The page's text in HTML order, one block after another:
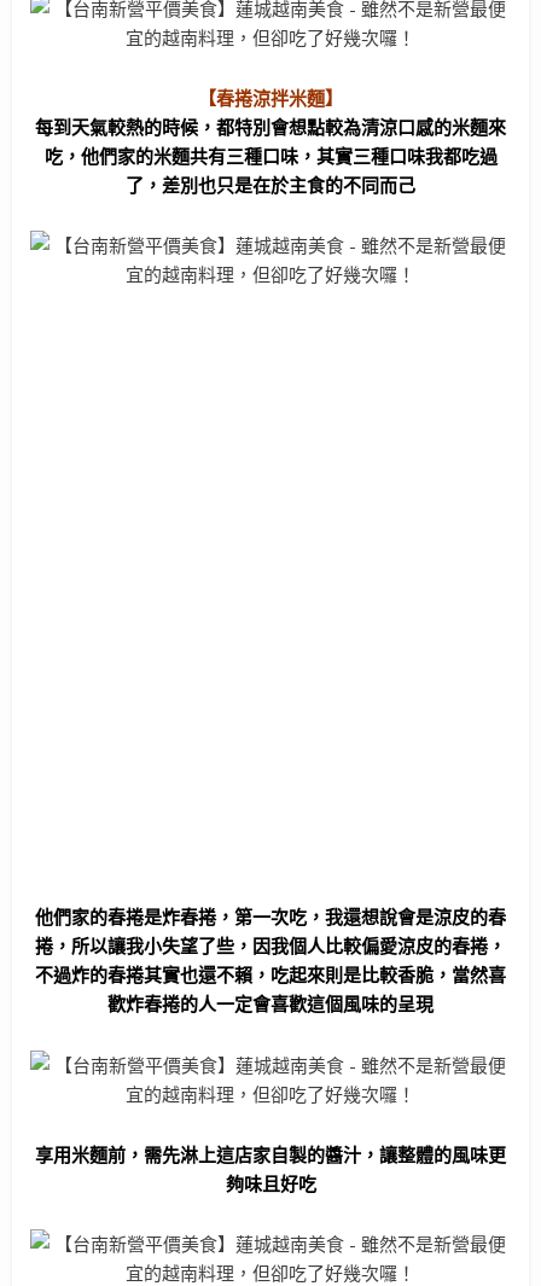
【春捲涼拌米麵】
每到天氣較熱的時候，都特別會想點較為清涼口感的米麵來
吃，他們家的米麵共有三種口味，其實三種口味我都吃過
了，差別也只是在於主食的不同而己
他們家的春捲是炸春捲，第一次吃，我還想說會是涼皮的春
捲，所以讓我小失望了些，因我個人比較偏愛涼皮的春捲，
不過炸的春捲其實也還不賴，吃起來則是比較香脆，當然喜
歡炸春捲的人一定會喜歡這個風味的呈現
享用米麵前，需先淋上這店家自製的醬汁，讓整體的風味更
夠味且好吃